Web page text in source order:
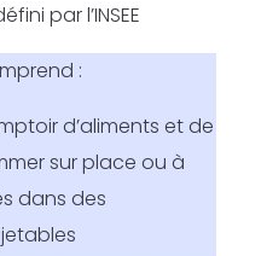
par l’INSEE
:
d’aliments et de
sur place ou à
dans des